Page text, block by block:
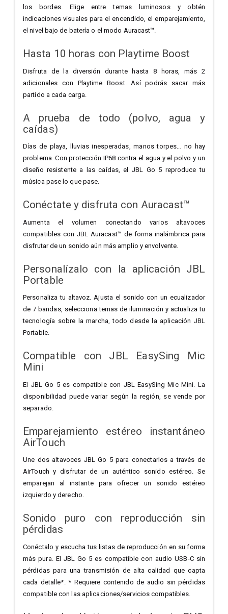
los bordes. Elige entre temas luminosos y obtén
indicaciones visuales para el encendido, el emparejamiento,
el nivel bajo de batería o el modo Auracast™.
Hasta 10 horas con Playtime Boost
Disfruta de la diversión durante hasta 8 horas, más 2
adicionales con Playtime Boost. Así podrás sacar más
partido a cada carga.
A prueba de todo (polvo, agua y
caídas)
Días de playa, lluvias inesperadas, manos torpes… no hay
problema. Con protección IP68 contra el agua y el polvo y un
diseño resistente a las caídas, el JBL Go 5 reproduce tu
música pase lo que pase.
Conéctate y disfruta con Auracast™
Aumenta el volumen conectando varios altavoces
compatibles con JBL Auracast™ de forma inalámbrica para
disfrutar de un sonido aún más amplio y envolvente.
Personalízalo con la aplicación JBL
Portable
Personaliza tu altavoz. Ajusta el sonido con un ecualizador
de 7 bandas, selecciona temas de iluminación y actualiza tu
tecnología sobre la marcha, todo desde la aplicación JBL
Portable.
Compatible con JBL EasySing Mic
Mini
El JBL Go 5 es compatible con JBL EasySing Mic Mini. La
disponibilidad puede variar según la región, se vende por
separado.
Emparejamiento estéreo instantáneo
AirTouch
Une dos altavoces JBL Go 5 para conectarlos a través de
AirTouch y disfrutar de un auténtico sonido estéreo. Se
emparejan al instante para ofrecer un sonido estéreo
izquierdo y derecho.
Sonido puro con reproducción sin
pérdidas
Conéctalo y escucha tus listas de reproducción en su forma
más pura. El JBL Go 5 es compatible con audio USB-C sin
pérdidas para una transmisión de alta calidad que capta
cada detalle*. * Requiere contenido de audio sin pérdidas
compatible con las aplicaciones/servicios compatibles.